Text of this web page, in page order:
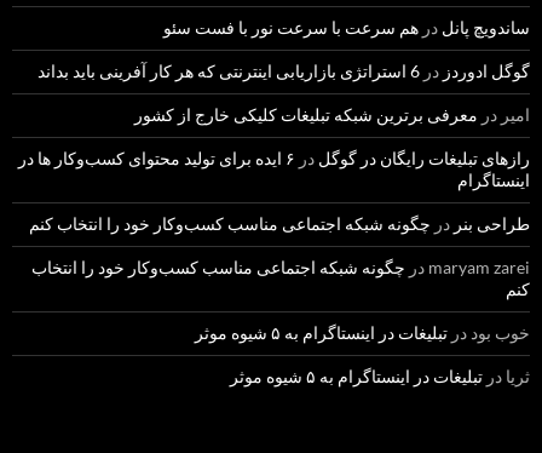
ساندویچ پانل در هم سرعت با سرعت نور با فست سئو
گوگل ادوردز در 6 استراتژی بازاریابی اینترنتی که هر کار آفرینی باید بداند
امیر در معرفی برترین شبکه تبلیغات کلیکی خارج از کشور
رازهای تبلیغات رایگان در گوگل در
۶ ایده برای تولید محتوای کسب‌و‌کار ها در
اینستاگرام
طراحی بنر در چگونه شبکه اجتماعی مناسب کسب‌وکار خود را انتخاب کنم
maryam zarei در چگونه شبکه اجتماعی مناسب کسب‌وکار خود را انتخاب
کنم
خوب بود در تبلیغات در اینستاگرام به ۵ شیوه موثر
ثریا در تبلیغات در اینستاگرام به ۵ شیوه موثر